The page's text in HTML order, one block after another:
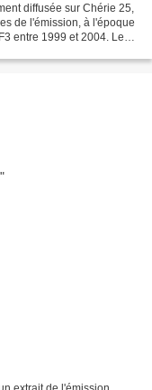
diffusée sur Chérie 25,
de l'émission, à l'époque
entre 1999 et 2004. Le